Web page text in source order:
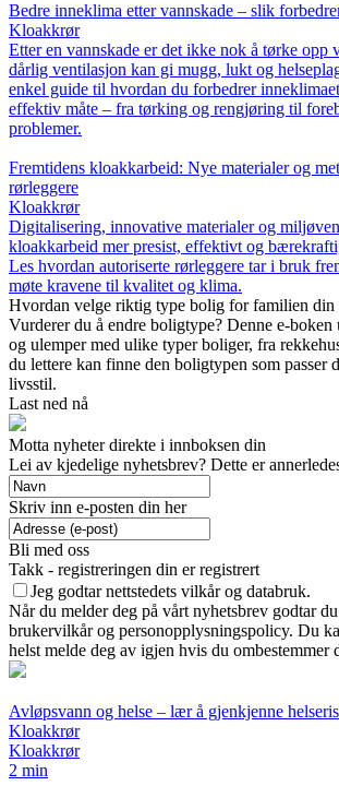
Bedre inneklima etter vannskade – slik
Kloakkrør
Etter en vannskade er det ikke nok å tørke opp
dårlig ventilasjon kan gi mugg, lukt og
enkel guide til hvordan du forbedrer
effektiv måte – fra tørking og rengjøring til
problemer.
Fremtidens kloakkarbeid: Nye materialer og
rørleggere
Kloakkrør
Digitalisering, innovative materialer og
kloakkarbeid mer presist, effektivt og
Les hvordan autoriserte rørleggere tar i bruk
møte kravene til kvalitet og klima.
Hvordan velge riktig type bolig for familien din
Vurderer du å endre boligtype? Denne e-boken
og ulemper med ulike typer boliger, fra
du lettere kan finne den boligtypen som passer
livsstil.
Last ned nå
Motta nyheter direkte i innboksen din
Lei av kjedelige nyhetsbrev? Dette er
Skriv inn e-posten din her
Bli med oss
Takk - registreringen din er registrert
Jeg godtar nettstedets vilkår og databruk.
Når du melder deg på vårt nyhetsbrev godtar
brukervilkår og personopplysningspolicy. Du
helst melde deg av igjen hvis du ombestemmer
Avløpsvann og helse – lær å gjenkjenne
Kloakkrør
Kloakkrør
2 min